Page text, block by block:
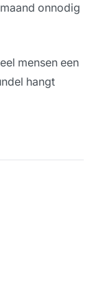
onnodig
mensen een
hangt